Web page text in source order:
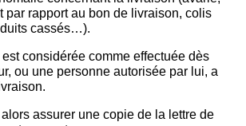
par rapport au bon de livraison, colis
cassés…).
considérée comme effectuée dès
ou une personne autorisée par lui, a
alors assurer une copie de la lettre de